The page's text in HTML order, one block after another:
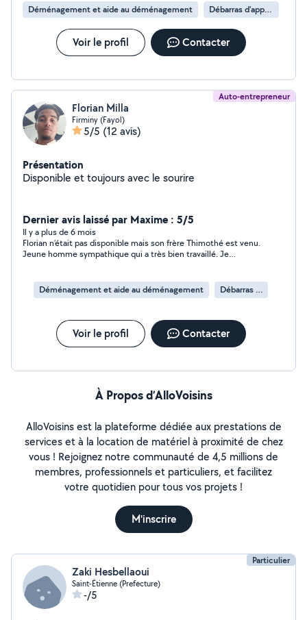
Déménagement et aide au déménagement Débarras d'appartement
Voir le profil Contacter
Auto-entrepreneur
Florian Milla
Firminy (Fayol)
5/5 (12 avis)
Présentation
Disponible et toujours avec le sourire
Dernier avis laissé par Maxime : 5/5
Il y a plus de 6 mois
Florian n’était pas disponible mais son frère Thimothé est venu.
Jeune homme sympathique qui a très bien travaillé. Je
Déménagement et aide au déménagement Débarras d'appartement
Voir le profil Contacter
À Propos d’AlloVoisins
AlloVoisins est la plateforme dédiée aux prestations de
services et à la location de matériel à proximité de chez
vous ! Rejoignez notre communauté de 4,5 millions de
membres, professionnels et particuliers, et facilitez
votre quotidien pour tous vos projets !
M'inscrire
Particulier
Zaki Hesbellaoui
Saint-Étienne (Prefecture)
-/5